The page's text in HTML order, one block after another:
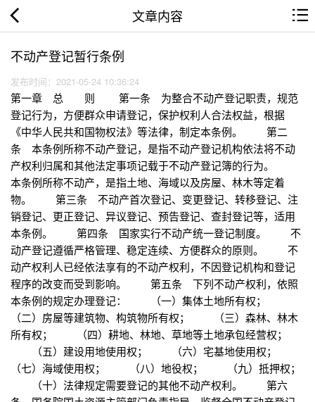
文章内容
不动产登记暂行条例
发布时间：2021-05-24 10:36:24
第一章 总 则 第一条 为整合不动产登记职责，规范
登记行为，方便群众申请登记，保护权利人合法权益，根据
《中华人民共和国物权法》等法律，制定本条例。 第二
条 本条例所称不动产登记，是指不动产登记机构依法将不动
产权利归属和其他法定事项记载于不动产登记簿的行为。
本条例所称不动产，是指土地、海域以及房屋、林木等定着
物。 第三条 不动产首次登记、变更登记、转移登记、注
销登记、更正登记、异议登记、预告登记、查封登记等，适用
本条例。 第四条 国家实行不动产统一登记制度。 不
动产登记遵循严格管理、稳定连续、方便群众的原则。 不
动产权利人已经依法享有的不动产权利，不因登记机构和登记
程序的改变而受到影响。 第五条 下列不动产权利，依照
本条例的规定办理登记： （一）集体土地所有权；
（二）房屋等建筑物、构筑物所有权； （三）森林、林木
所有权； （四）耕地、林地、草地等土地承包经营权；
（五）建设用地使用权； （六）宅基地使用权；
（七）海域使用权； （八）地役权； （九）抵押权；
（十）法律规定需要登记的其他不动产权利。 第六